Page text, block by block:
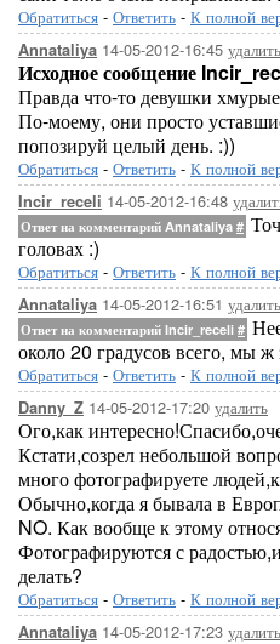
Обратиться - Ответить - К полной
Annataliya 14-05-2012-16:45 удалить
Исходное сообщение
Правда что-то девушки
По-моему, они просто
попозируй целый день. :))
Обратиться - Ответить - К полной
Incir_receli 14-05-2012-16:48
Ответ на комментарий Annataliya #
головах :)
Обратиться - Ответить - К полной
Annataliya 14-05-2012-16:51 удалить
Ответ на комментарий Incir_receli #
около 20 градусов всего, мы
Обратиться - Ответить - К полной
Danny_Z 14-05-2012-17:20 удалить
Ого,как
Кстати,созрел небольшой
много фотографируете
Обычно,когда я бывала в
NO. Как вообще к этому
Фотографируются с
делать?
Обратиться - Ответить - К полной
Annataliya 14-05-2012-17:23 удалить